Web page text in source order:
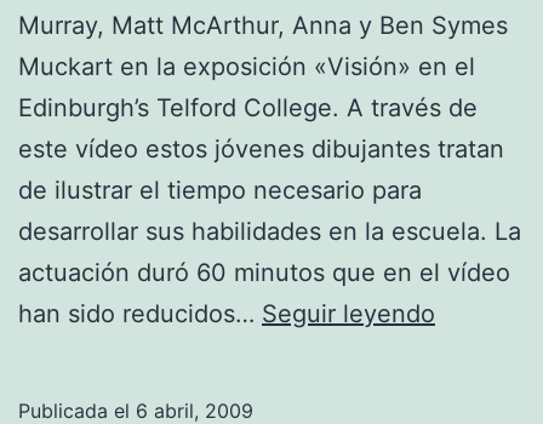
Murray, Matt McArthur, Anna y Ben Symes
Muckart en la exposición «Visión» en el
Edinburgh’s Telford College. A través de
este vídeo estos jóvenes dibujantes tratan
de ilustrar el tiempo necesario para
desarrollar sus habilidades en la escuela. La
actuación duró 60 minutos que en el vídeo
han sido reducidos… Seguir leyendo
Publicada el 6 abril, 2009